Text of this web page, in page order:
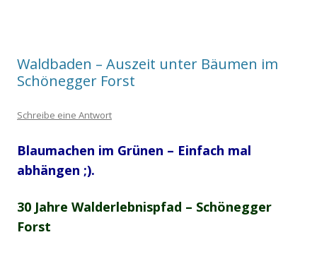
Waldbaden – Auszeit unter Bäumen im
Schönegger Forst
Schreibe eine Antwort
Blaumachen im Grünen – Einfach mal
abhängen ;).
30 Jahre Walderlebnispfad – Schönegger
Forst